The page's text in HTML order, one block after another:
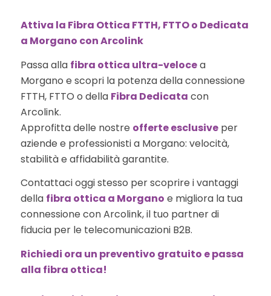
Attiva la Fibra Ottica FTTH, FTTO o Dedicata
a Morgano con Arcolink
Passa alla fibra ottica ultra-velocea
Morgano e scopri la potenza della connessione
FTTH, FTTO o della Fibra Dedicata con
Arcolink.
Approfitta delle nostre offerte esclusiveper
aziende e professionisti a Morgano: velocità,
stabilità e affidabilità garantite.
Contattaci oggi stesso per scoprire i vantaggi
della fibra ottica a Morgano e migliora la tua
connessione con Arcolink, il tuo partner di
fiducia per le telecomunicazioni B2B.
Richiedi ora un preventivo gratuito e passa
alla fibra ottica!